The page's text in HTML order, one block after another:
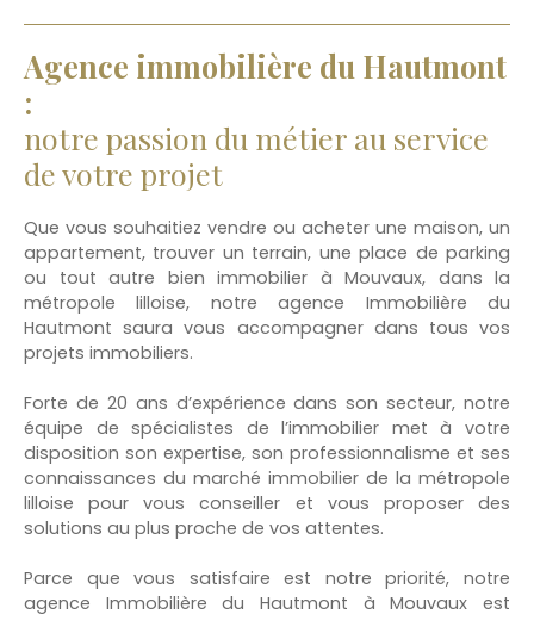
Agence immobilière du Hautmont
:
notre passion du métier au service
de votre projet
Que vous souhaitiez vendre ou acheter une maison, un
appartement, trouver un terrain, une place de parking
ou tout autre bien immobilier à Mouvaux, dans la
métropole lilloise, notre agence Immobilière du
Hautmont saura vous accompagner dans tous vos
projets immobiliers.
Forte de 20 ans d’expérience dans son secteur, notre
équipe de spécialistes de l’immobilier met à votre
disposition son expertise, son professionnalisme et ses
connaissances du marché immobilier de la métropole
lilloise pour vous conseiller et vous proposer des
solutions au plus proche de vos attentes.
Parce que vous satisfaire est notre priorité, notre
agence Immobilière du Hautmont à Mouvaux est